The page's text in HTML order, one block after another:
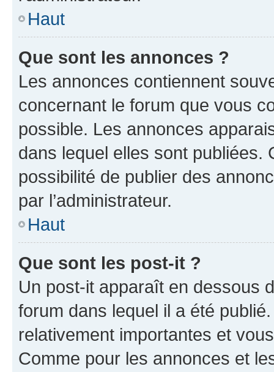
Haut
Que sont les annonces ?
Les annonces contiennent
concernant le forum que vous
possible. Les annonces
dans lequel elles sont publiées.
possibilité de publier des
par l’administrateur.
Haut
Que sont les post-it ?
Un post-it apparaît en dessous
forum dans lequel il a été
relativement importantes et
Comme pour les annonces et